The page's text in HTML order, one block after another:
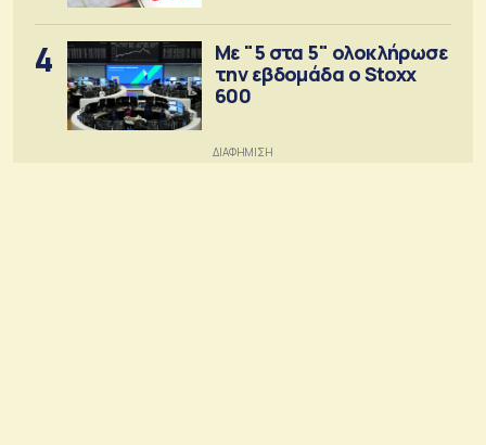
4
Με "5 στα 5" ολοκλήρωσε
την εβδομάδα ο Stoxx
600